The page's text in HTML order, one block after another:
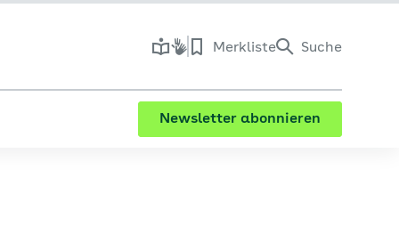
Merkliste Suche
Newsletter abonnieren